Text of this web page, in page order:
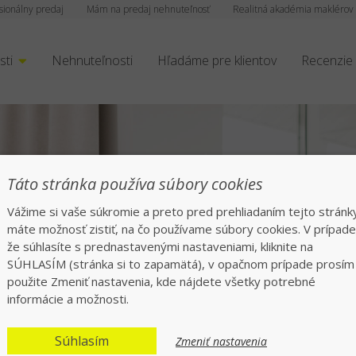
Realitná akadémia maklérov
Mám na predaj nehnuteľnosť
predaj
Nehnuteľnosti Hľadáme pre klientov Recenzie
Nechajte všetko na nás, rýchlo a
Táto stránka používa súbory cookies
Vážime si vaše súkromie a preto pred prehliadaním tejto
máte možnosť zistiť, na čo používame súbory cookies. V
že súhlasíte s prednastavenými nastaveniami, kliknite na
SÚHLASÍM (stránka si to zapamätá), v opačnom prípade prosím
použite Zmeniť nastavenia, kde nájdete všetky potrebné
informácie a možnosti.
Súhlasím Zmeniť nastavenia